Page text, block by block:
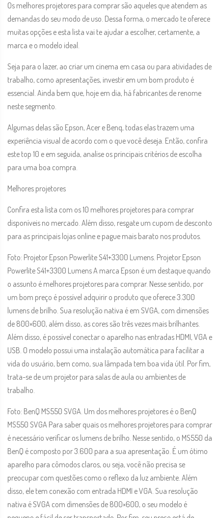
Os melhores projetores para comprar são aqueles que atendem as
demandas do seu modo de uso. Dessa forma, o mercado te oferece
muitas opções e esta lista vai te ajudar a escolher, certamente, a
marca e o modelo ideal.
Seja para o lazer, ao criar um cinema em casa ou para atividades de
trabalho, como apresentações, investir em um bom produto é
essencial. Ainda bem que, hoje em dia, há fabricantes de renome
neste segmento.
Algumas delas são Epson, Acer e Benq, todas elas trazem uma
experiência visual de acordo com o que você deseja. Então, confira
este top 10 e em seguida, analise os principais critérios de escolha
para uma boa compra.
Melhores projetores
Confira esta lista com os 10 melhores projetores para comprar
disponíveis no mercado. Além disso, resgate um cupom de desconto
para as principais lojas online e pague mais barato nos produtos.
Foto: Projetor Epson Powerlite S41+3300 Lumens. Projetor Epson
Powerlite S41+3300 Lumens A marca Epson é um destaque quando
o assunto é melhores projetores para comprar. Nesse sentido, por
um bom preço é possível adquirir o produto que oferece 3.300
lumens de brilho. Sua resolução nativa é em SVGA, com dimensões
de 800×600, além disso, as cores são três vezes mais brilhantes.
Além disso, é possível conectar o aparelho nas entradas HDMI, VGA e
USB. O modelo possui uma instalação automática para facilitar a
vida do usuário, bem como, sua lâmpada tem boa vida útil. Por fim,
trata-se de um projetor para salas de aula ou ambientes de
trabalho.
Foto: BenQ MS550 SVGA. Um dos melhores projetores é o BenQ
MS550 SVGA Para saber quais os melhores projetores para comprar
é necessário verificar os lumens de brilho. Nesse sentido, o MS550 da
BenQ é composto por 3.600 para a sua apresentação. É um ótimo
aparelho para cômodos claros, ou seja, você não precisa se
preocupar com questões como o reflexo da luz ambiente. Além
disso, ele tem conexão com entrada HDMI e VGA. Sua resolução
nativa é SVGA com dimensões de 800×600, o seu modelo é